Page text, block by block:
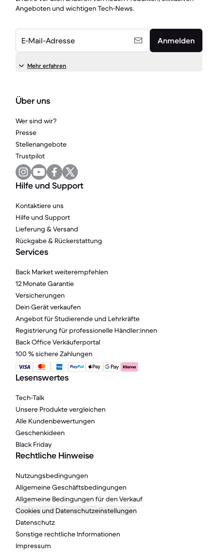
Angeboten und wichtigen Tech-News.
E-Mail-Adresse Anmelden
Mehr erfahren
Über uns
Wer sind wir?
Presse
Stellenangebote
Trustpilot
Hilfe und Support
Kontaktiere uns
Hilfe und Support
Lieferung & Versand
Rückgabe & Rückerstattung
Services
Back Market weiterempfehlen
12 Monate Garantie
Versicherungen
Dein Gerät verkaufen
Angebot für Studierende und Lehrkräfte
Registrierung für professionelle Händler:innen
Back Office Verkäuferportal
100 % sichere Zahlungen
Lesenswertes
Tech-Talk
Unsere Produkte vergleichen
Alle Kundenbewertungen
Geschenkideen
Black Friday
Rechtliche Hinweise
Nutzungsbedingungen
Allgemeine Geschäftsbedingungen
Allgemeine Bedingungen für den Verkauf
Cookies und Datenschutzeinstellungen
Datenschutz
Sonstige rechtliche Informationen
Impressum